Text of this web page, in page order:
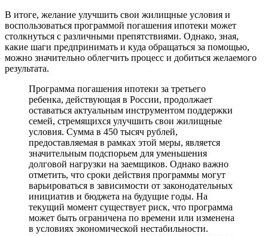
В итоге, желание улучшить свои жилищные условия и
воспользоваться программой погашения ипотеки может
столкнуться с различными препятствиями. Однако, зная,
какие шаги предпринимать и куда обращаться за помощью,
можно значительно облегчить процесс и добиться желаемого
результата.
Программа погашения ипотеки за третьего
ребенка, действующая в России, продолжает
оставаться актуальным инструментом поддержки
семей, стремящихся улучшить свои жилищные
условия. Сумма в 450 тысяч рублей,
предоставляемая в рамках этой меры, является
значительным подспорьем для уменьшения
долговой нагрузки на заемщиков. Однако важно
отметить, что сроки действия программы могут
варьироваться в зависимости от законодательных
инициатив и бюджета на будущие годы. На
текущий момент существует риск, что программа
может быть ограничена по времени или изменена
в условиях экономической нестабильности.